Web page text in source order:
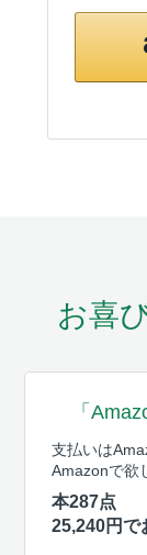
お喜
「
支払いは
Amazonで欲
本287点
25,240円で